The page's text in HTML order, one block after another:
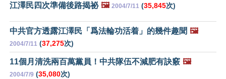
江澤民四次準備後路揭祕 🖼️ 2004/7/11 (35,845次)
中共官方透露江澤民「爲法輪功活着」的幾件趣聞 🖼️
2004/7/11 (37,275次)
11個月清洗兩百萬黨員！中共隊伍不減肥有訣竅 🖼️
2004/7/9 (35,080次)